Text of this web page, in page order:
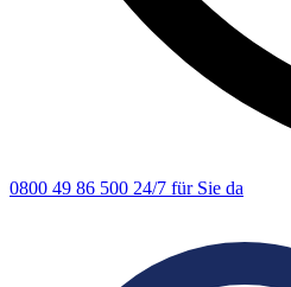
0800 49 86 500 24/7 für Sie da